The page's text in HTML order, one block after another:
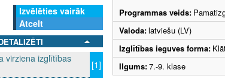
Izvēlēties vairāk
Atcelt
virziena izglītības
[1]
Programmas veids:
Valoda:latviešu (LV)
Izglītības ieguves forma:
Ilgums:7.-9. klase